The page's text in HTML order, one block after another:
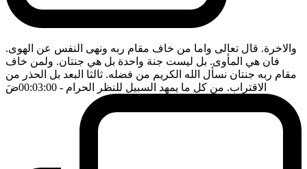
والاخرة. قال تعالى واما من خاف مقام ربه ونهى النفس عن الهوى.
فان هي المأوى. بل ليست جنة واحدة بل هي جنتان. ولمن خاف
مقام ربه جنتان نسأل الله الكريم من فضله. ثالثا البعد بل الحذر من
الاقتراب. من كل ما يمهد السبيل للنظر الحرام - 00:03:00 ضَ